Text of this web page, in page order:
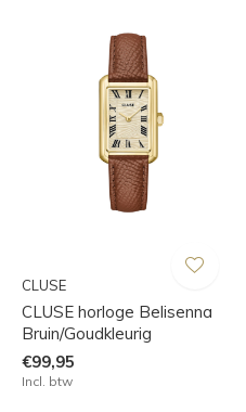
CLUSE
CLUSE horloge Belisenna
Bruin/Goudkleurig
€99,95
Incl. btw